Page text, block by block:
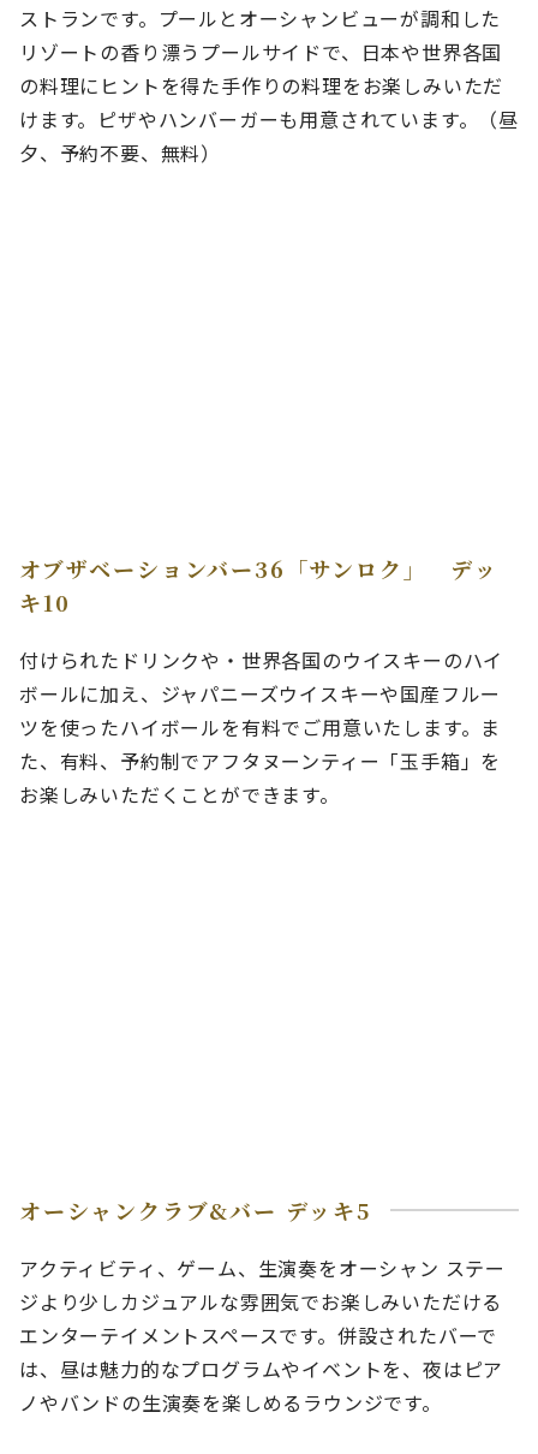
ストランです。プールとオーシャンビューが調和した
リゾートの香り漂うプールサイドで、日本や世界各国
の料理にヒントを得た手作りの料理をお楽しみいただ
けます。ピザやハンバーガーも用意されています。（昼
夕、予約不要、無料）
オブザベーションバー36「サンロク」 デッ
キ10
付けられたドリンクや・世界各国のウイスキーのハイ
ボールに加え、ジャパニーズウイスキーや国産フルー
ツを使ったハイボールを有料でご用意いたします。ま
た、有料、予約制でアフタヌーンティー「玉手箱」を
お楽しみいただくことができます。
オーシャンクラブ&バー デッキ5
アクティビティ、ゲーム、生演奏をオーシャン ステー
ジより少しカジュアルな雰囲気でお楽しみいただける
エンターテイメントスペースです。併設されたバーで
は、昼は魅力的なプログラムやイベントを、夜はピア
ノやバンドの生演奏を楽しめるラウンジです。